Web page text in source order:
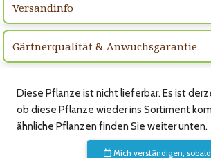
Versandinfo
Gärtnerqualität & Anwuchsgarantie
Diese Pflanze ist nicht lieferbar. Es ist
ob diese Pflanze wieder ins Sortiment
ähnliche Pflanzen finden Sie weiter unten.
Mich verständigen,